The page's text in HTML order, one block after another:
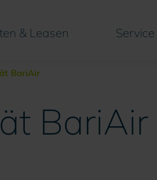
& Leasen Service
BariAir